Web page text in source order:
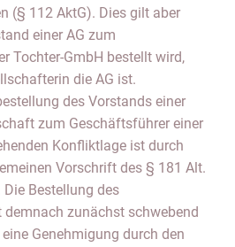
(§ 112 AktG). Dies gilt aber
einer AG zum
Tochter-GmbH bestellt wird,
die AG ist.
des Vorstands einer
zum Geschäftsführer einer
Konfliktlage ist durch
Vorschrift des § 181 Alt.
Die Bestellung des
zunächst schwebend
Genehmigung durch den